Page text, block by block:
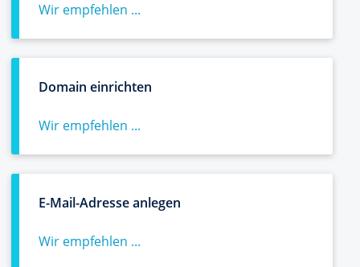
Wir empfehlen ...
Domain einrichten
Wir empfehlen ...
E-Mail-Adresse anlegen
Wir empfehlen ...